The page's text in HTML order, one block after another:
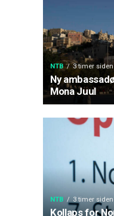
NTB 3 timer siden
Ny
Mona Juul
NTB 3 timer siden
Kollaps for